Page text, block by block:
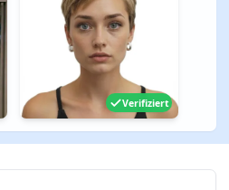
Verifiziert